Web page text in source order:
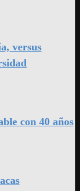
versus
con 40 años